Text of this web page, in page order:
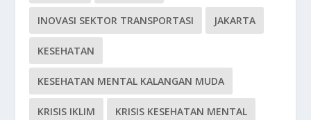
INOVASI SEKTOR TRANSPORTASI JAKARTA
KESEHATAN
KESEHATAN MENTAL KALANGAN MUDA
KRISIS IKLIM KRISIS KESEHATAN MENTAL